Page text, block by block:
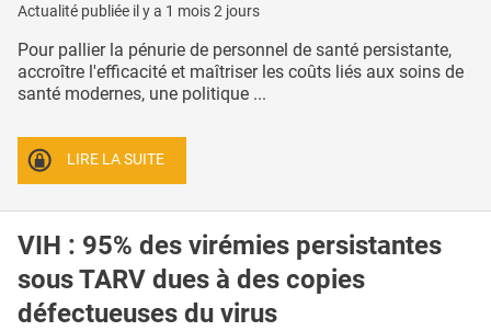
Actualité publiée il y a 1 mois 2 jours
Pour pallier la pénurie de personnel de santé persistante,
accroître l'efficacité et maîtriser les coûts liés aux soins de
santé modernes, une politique ...
LIRE LA SUITE
VIH : 95% des virémies persistantes
sous TARV dues à des copies
défectueuses du virus